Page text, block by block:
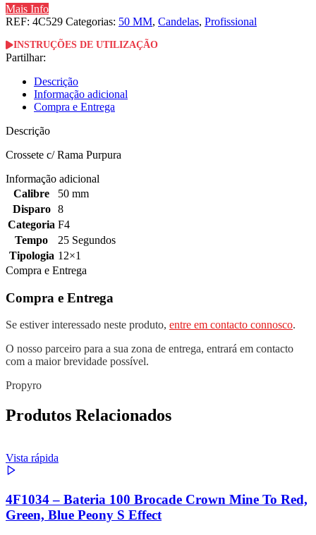
Mais Info
REF: 4C529 Categorias: 50 MM, Candelas, Profissional
INSTRUÇÕES DE UTILIZAÇÃO
Partilhar:
Descrição
Informação adicional
Compra e Entrega
Descrição
Crossete c/ Rama Purpura
Informação adicional
Calibre
50 mm
Disparo
8
Categoria F4
Tempo
25 Segundos
Tipologia 12×1
Compra e Entrega
Compra e Entrega
Se estiver interessado neste produto, entre em contacto connosco.
O nosso parceiro para a sua zona de entrega, entrará em contacto
com a maior brevidade possível.
Propyro
Produtos Relacionados
Vista rápida
4F1034 – Bateria 100 Brocade Crown Mine To Red,
Green, Blue Peony S Effect